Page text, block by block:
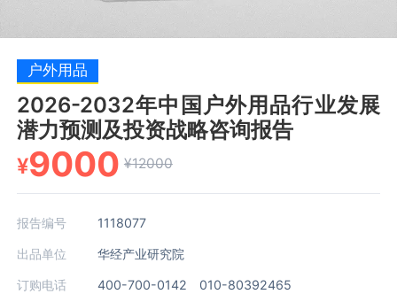
户外用品
2026-2032年中国户外用品行业发展
潜力预测及投资战略咨询报告
¥9000 ¥12000
报告编号 1118077
出品单位 华经产业研究院
订购电话 400-700-0142 010-80392465